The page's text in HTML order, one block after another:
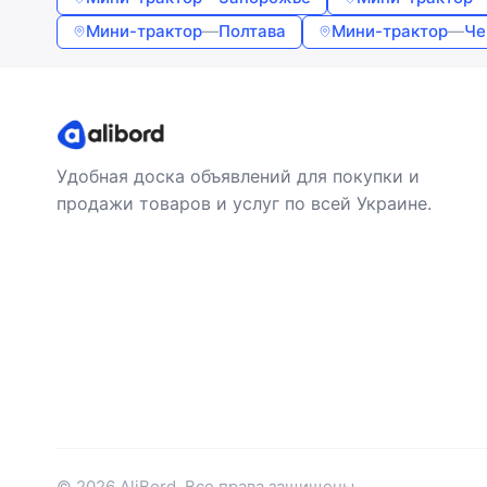
Мини-трактор—Полтава Мини-трактор—
Удобная доска объявлений для покупки и
продажи товаров и услуг по всей Украине.